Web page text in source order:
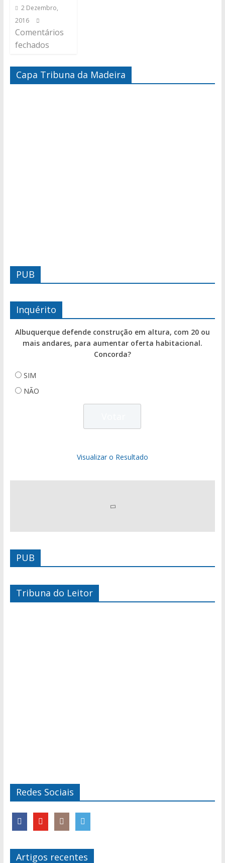
2 Dezembro,
2016
Comentários
fechados
Capa Tribuna da Madeira
PUB
Inquérito
Albuquerque defende construção em altura, com 20 ou
mais andares, para aumentar oferta habitacional.
Concorda?
SIM
NÃO
Visualizar o Resultado
PUB
Tribuna do Leitor
Redes Sociais
Artigos recentes